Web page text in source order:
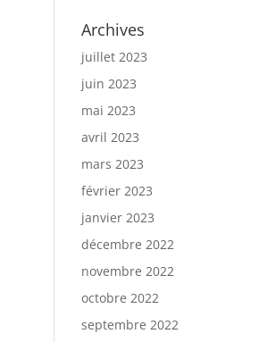
Archives
juillet 2023
juin 2023
mai 2023
avril 2023
mars 2023
février 2023
janvier 2023
décembre 2022
novembre 2022
octobre 2022
septembre 2022